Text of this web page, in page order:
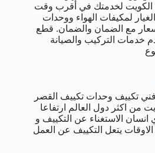
الكويت لخدمتك في أقرب وقت
لمكيفات الهواء ووحدات
مع الضمان والضمان. قطع
خدمات التركيب والصيانة
تكييف وحدات تكييف القصر
من اكثر دول العالم ارتفاعا
انسان الاستغناء عن التكييف و
يتعل التكييف عن العمل